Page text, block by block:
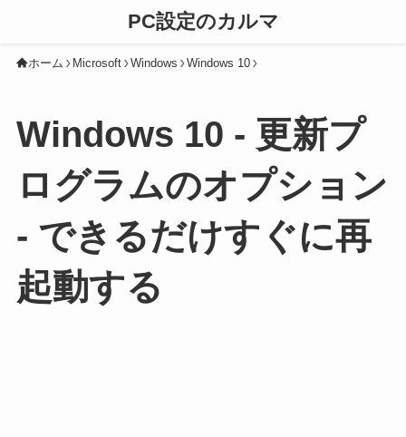
PC設定のカルマ
ホーム Microsoft Windows Windows 10
Windows 10 - 更新プ
ログラムのオプション
- できるだけすぐに再
起動する